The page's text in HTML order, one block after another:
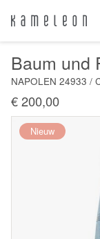
Baum und
NAPOLEN 24933 /
€ 200,00
Nieuw